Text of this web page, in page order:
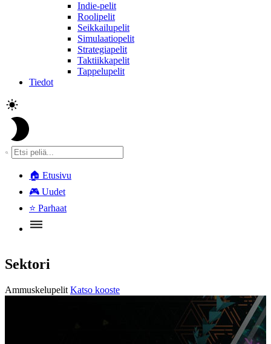
Indie-pelit
Roolipelit
Seikkailupelit
Simulaatiopelit
Strategiapelit
Taktiikkapelit
Tappelupelit
Tiedot
🏠 Etusivu
🎮 Uudet
⭐ Parhaat
Sektori
Ammuskelupelit Katso kooste